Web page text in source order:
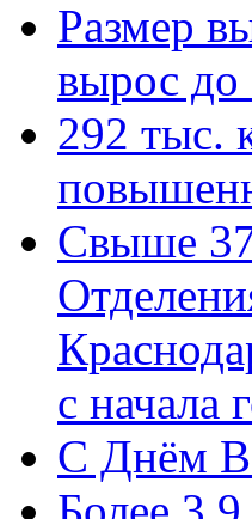
Размер
вырос до
292 тыс.
Свыше
с начала
C Днём